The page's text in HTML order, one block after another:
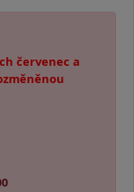
červenec a